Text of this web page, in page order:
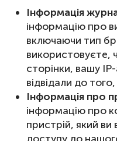
Інформація
інформацію про
включаючи тип
використовуєте,
сторінки, вашу
відвідали до
Інформація про
інформацію про
пристрій, який